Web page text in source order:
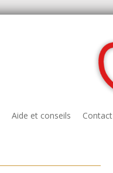
Aide et conseils Contact